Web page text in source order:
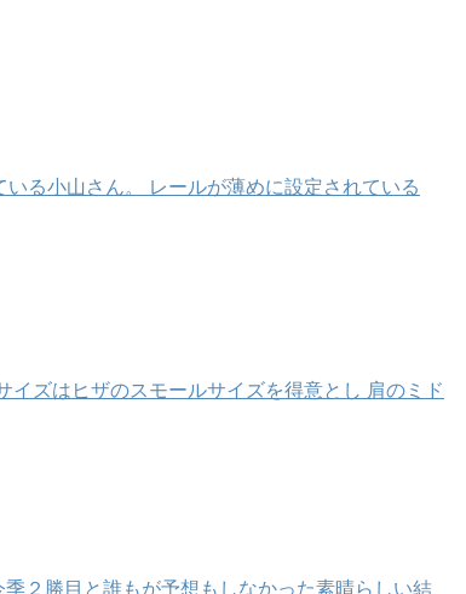
る小山さん。 レールが薄めに設定されている
ズはヒザのスモールサイズを得意とし 肩のミド
２勝目と誰もが予想もしなかった素晴らしい結